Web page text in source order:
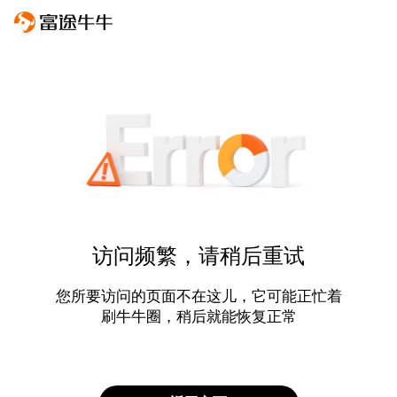
访问频繁，请稍后重试
您所要访问的页面不在这儿，它可能正忙着
刷牛牛圈，稍后就能恢复正常